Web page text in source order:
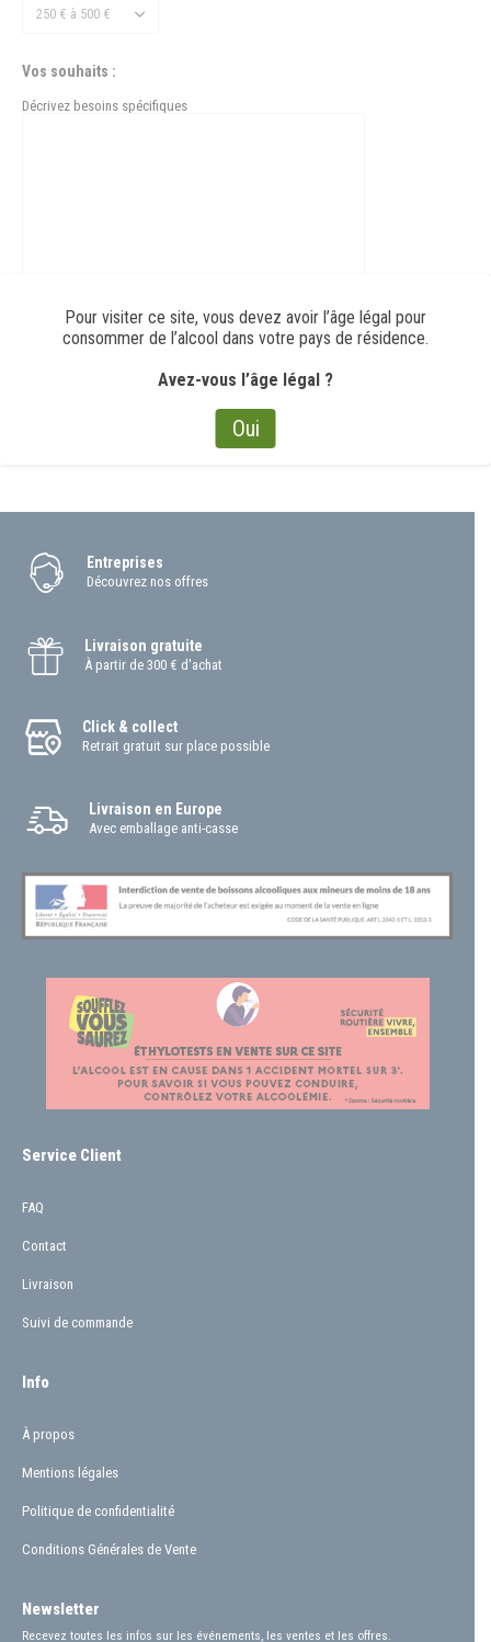
Vos souhaits :
Décrivez besoins spécifiques
Entreprises
Découvrez nos offres
Livraison gratuite
À partir de 300 € d'achat
Click & collect
Retrait gratuit sur place possible
Livraison en Europe
Avec emballage anti-casse
Service Client
FAQ
Contact
Livraison
Suivi de commande
Info
À propos
Mentions légales
Politique de confidentialité
Conditions Générales de Vente
Newsletter
Recevez toutes les infos sur les événements, les ventes et les offres.
Pour visiter ce site, vous devez avoir l’âge légal pour
consommer de l’alcool dans votre pays de résidence.
Avez-vous l’âge légal ?
Oui